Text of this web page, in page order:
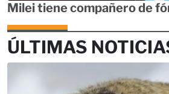
Milei tiene compañero de
ÚLTIMAS